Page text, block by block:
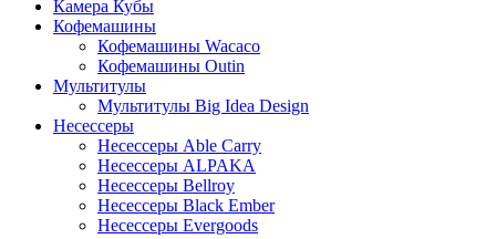
Камера Кубы
Кофемашины
Кофемашины Wacaco
Кофемашины Outin
Мультитулы
Мультитулы Big Idea Design
Несессеры
Несессеры Able Carry
Несессеры ALPAKA
Несессеры Bellroy
Несессеры Black Ember
Несессеры Evergoods